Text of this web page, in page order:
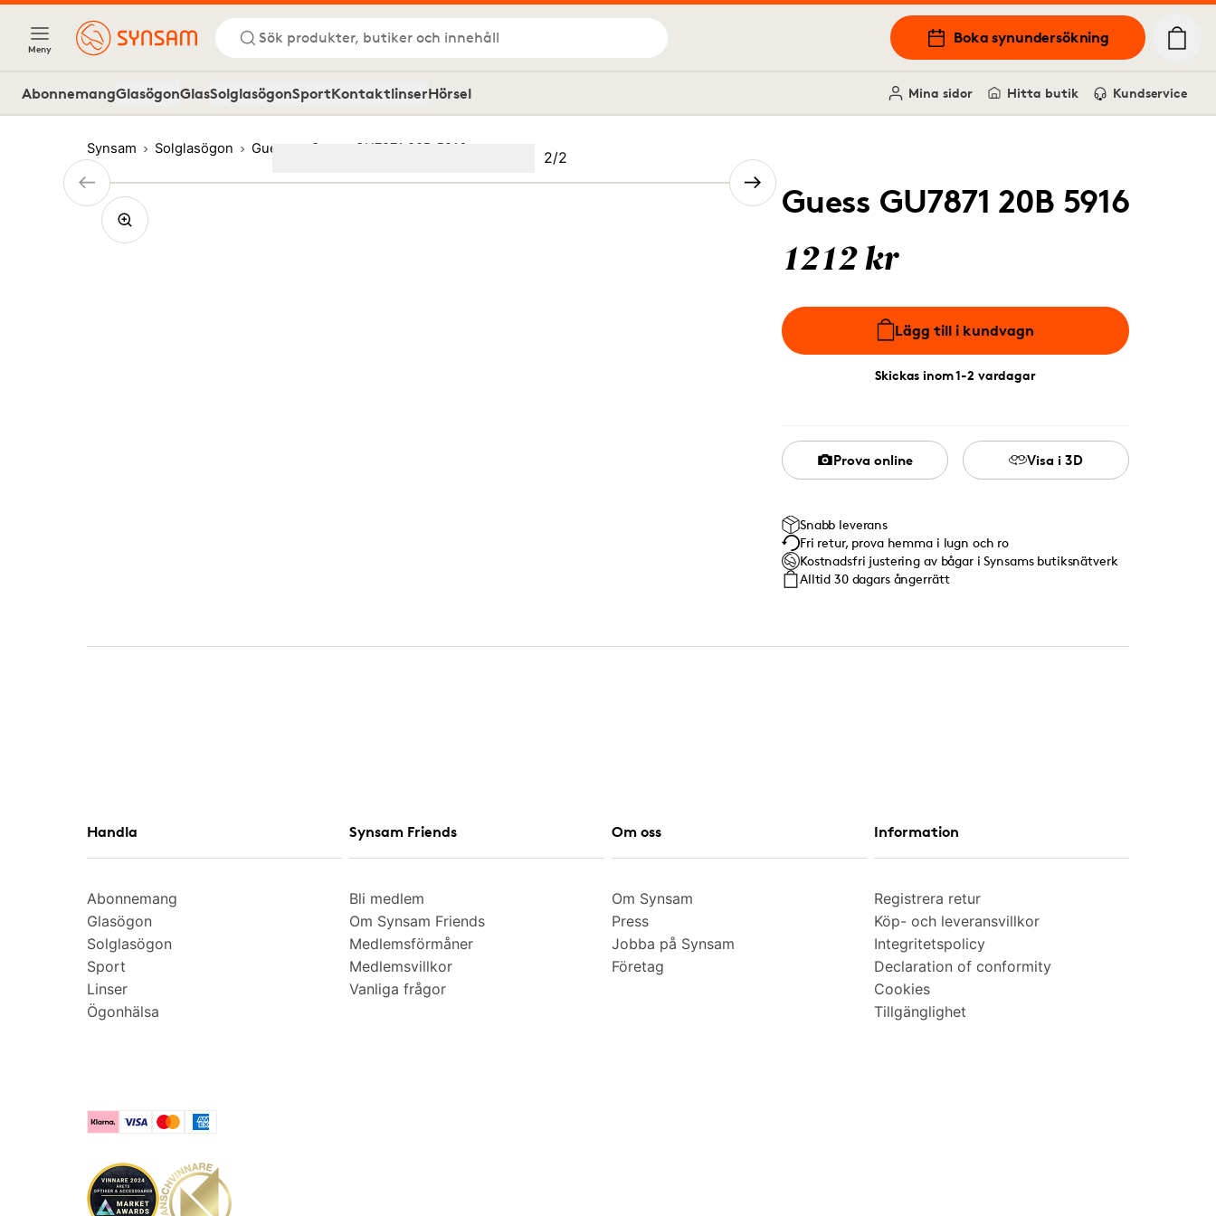
Meny
Sök produkter, butiker och innehåll Boka synundersökning
AbonnemangGlasögonGlasSolglasögonSportKontaktlinserHörsel Mina sidor Hitta butik Kundservice
Synsam Solglasögon Guess Guess GU7871 20B 5916
Guess GU7871 20B 5916
1212 kr
Lägg till i kundvagn
Skickas inom 1-2 vardagar
Prova online Visa i 3D
Snabb leverans
Fri retur, prova hemma i lugn och ro
Kostnadsfri justering av bågar i Synsams butiksnätverk
Alltid 30 dagars ångerrätt
Bild
2/2
(Current image)
Handla
Abonnemang
Glasögon
Solglasögon
Sport
Linser
Ögonhälsa
Synsam Friends
Bli medlem
Om Synsam Friends
Medlemsförmåner
Medlemsvillkor
Vanliga frågor
Om oss
Om Synsam
Press
Jobba på Synsam
Företag
Information
Registrera retur
Köp- och leveransvillkor
Integritetspolicy
Declaration of conformity
Cookies
Tillgänglighet
KlarnaVisa MastercardAmerican Express